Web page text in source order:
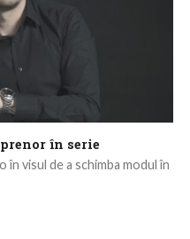
în serie
visul de a schimba modul în